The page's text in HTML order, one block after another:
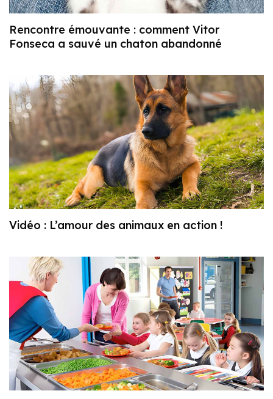
Rencontre émouvante : comment Vitor
Fonseca a sauvé un chaton abandonné
Vidéo : L’amour des animaux en action !